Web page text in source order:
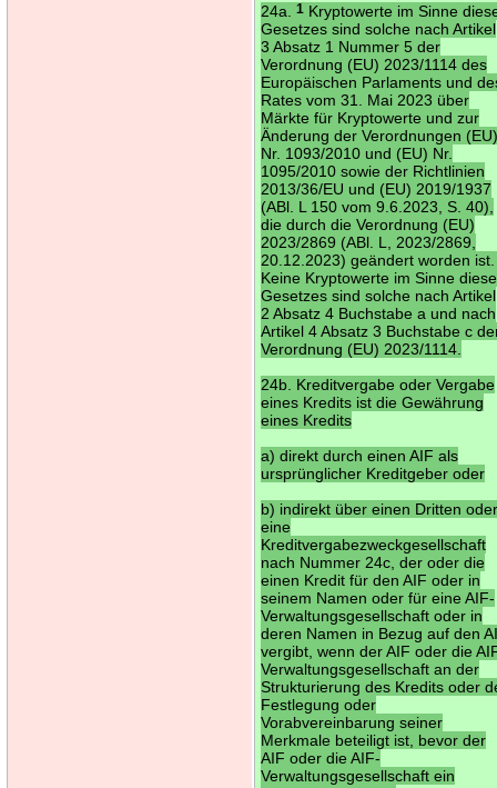
24a.1 Kryptowerte im Sinne
Gesetzes sind solche nach Artikel
3 Absatz 1 Nummer 5 der
Verordnung (EU) 2023/1114 des
Europäischen Parlaments und
Rates vom 31. Mai 2023 über
Märkte für Kryptowerte und zur
Änderung der Verordnungen
Nr. 1093/2010 und (EU) Nr.
1095/2010 sowie der Richtlinien
2013/36/EU und (EU) 2019/1937
(ABl. L 150 vom 9.6.2023, S. 40),
die durch die Verordnung (EU)
2023/2869 (ABl. L, 2023/2869,
20.12.2023) geändert worden
Keine Kryptowerte im Sinne
Gesetzes sind solche nach Artikel
2 Absatz 4 Buchstabe a und nach
Artikel 4 Absatz 3 Buchstabe c
Verordnung (EU) 2023/1114.
24b. Kreditvergabe oder Vergabe
eines Kredits ist die Gewährung
eines Kredits
a) direkt durch einen AIF als
ursprünglicher Kreditgeber oder
b) indirekt über einen Dritten
eine
Kreditvergabezweckgesellschaft
nach Nummer 24c, der oder die
einen Kredit für den AIF oder in
seinem Namen oder für eine AIF-
Verwaltungsgesellschaft oder in
deren Namen in Bezug auf den
vergibt, wenn der AIF oder die
Verwaltungsgesellschaft an der
Strukturierung des Kredits oder
Festlegung oder
Vorabvereinbarung seiner
Merkmale beteiligt ist, bevor der
AIF oder die AIF-
Verwaltungsgesellschaft ein